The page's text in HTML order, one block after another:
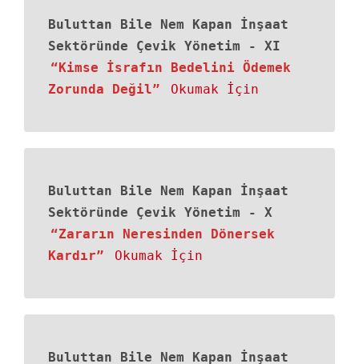
Buluttan Bile Nem Kapan İnşaat
Sektöründe Çevik Yönetim
- XI
“Kimse İsrafın Bedelini Ödemek
Zorunda Değil”
Okumak İçin
Buluttan Bile Nem Kapan İnşaat
Sektöründe Çevik Yönetim
- X
“Zararın Neresinden Dönersek
Kardır”
Okumak İçin
Buluttan Bile Nem Kapan İnşaat